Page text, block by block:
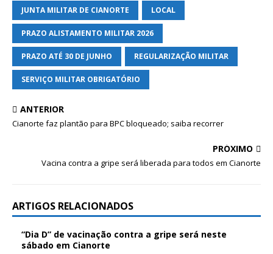
JUNTA MILITAR DE CIANORTE LOCAL
PRAZO ALISTAMENTO MILITAR 2026
PRAZO ATÉ 30 DE JUNHO REGULARIZAÇÃO MILITAR
SERVIÇO MILITAR OBRIGATÓRIO
ANTERIOR
Cianorte faz plantão para BPC bloqueado; saiba recorrer
PRÓXIMO
Vacina contra a gripe será liberada para todos em Cianorte
ARTIGOS RELACIONADOS
“Dia D” de vacinação contra a gripe será neste
sábado em Cianorte